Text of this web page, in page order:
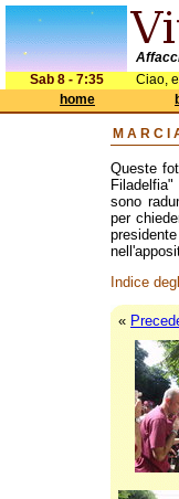
Sab 8 - 7:35
Ciao,
home
Queste
sono
per
Indice
«